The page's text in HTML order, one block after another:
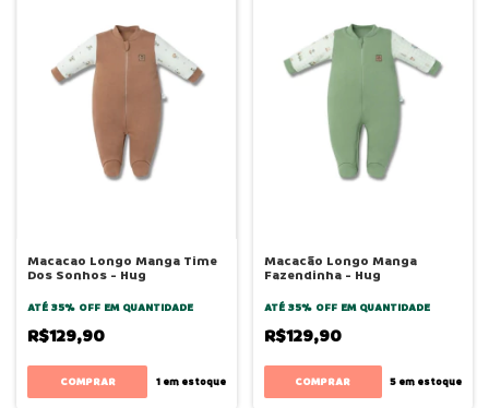
Macacao Longo Manga Time
Dos Sonhos - Hug
ATÉ 35% OFF EM QUANTIDADE
R$129,90
COMPRAR 1em estoque
Macacão Longo Manga
Fazendinha - Hug
ATÉ 35% OFF EM QUANTIDADE
R$129,90
COMPRAR 5 em estoque